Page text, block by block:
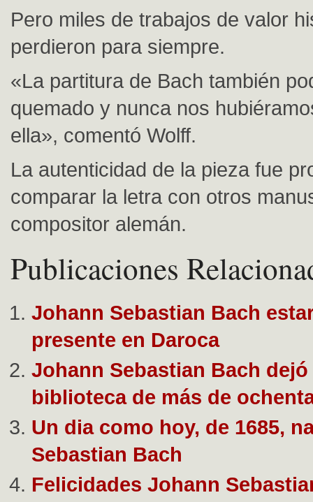
Pero miles de trabajos de valor
perdieron para siempre.
«La partitura de Bach también
quemado y nunca nos
ella», comentó Wolff.
La autenticidad de la pieza fue
comparar la letra con otros
compositor alemán.
Publicaciones
Johann Sebastian Bach
presente en Daroca
Johann Sebastian Bach dejó
biblioteca de más de
Un dia como hoy, de 1685,
Sebastian Bach
Felicidades Johann